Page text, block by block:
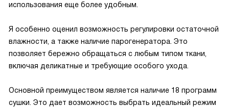
использования еще более удобным.
Я особенно оценил возможность регулировки остаточной
влажности, а также наличие парогенератора. Это
позволяет бережно обращаться с любым типом ткани,
включая деликатные и требующие особого ухода.
Основной преимуществом является наличие 18 программ
сушки. Это дает возможность выбрать идеальный режим